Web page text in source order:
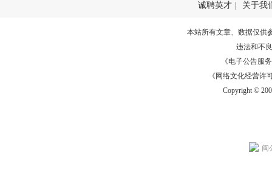
诚聘英才 关于我
本站所有文章、数据仅供
违法和不
《电子公告服务
《网络文化经营许
Copyright ©
闽